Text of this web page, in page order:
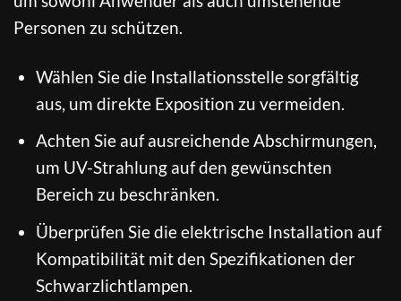
Personen zu schützen.
Wählen Sie die Installationsstelle sorgfältig
aus, um direkte Exposition zu vermeiden.
Achten Sie auf ausreichende Abschirmungen,
um UV-Strahlung auf den gewünschten
Bereich zu beschränken.
Überprüfen Sie die elektrische Installation auf
Kompatibilität mit den Spezifikationen der
Schwarzlichtlampen.